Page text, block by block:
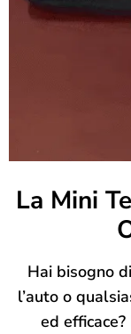
La Mini
Hai bisogno di
l’auto o
ed